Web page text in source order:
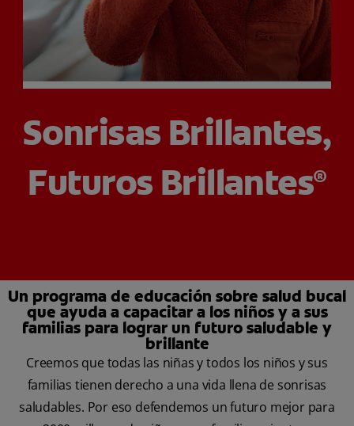
CHEQUEO DE SALUD BUCAL
SELECCIÓN DE PRODUCTOS
CUPONES
CO (ES)
Sonrisas Brillantes,
Futuros Brillantes®
Un programa de educación sobre salud bucal
que ayuda a capacitar a los niños y a sus
familias para lograr un futuro saludable y
brillante
Creemos que todas las niñas y todos los niños y sus
familias tienen derecho a una vida llena de sonrisas
saludables. Por eso defendemos un futuro mejor para